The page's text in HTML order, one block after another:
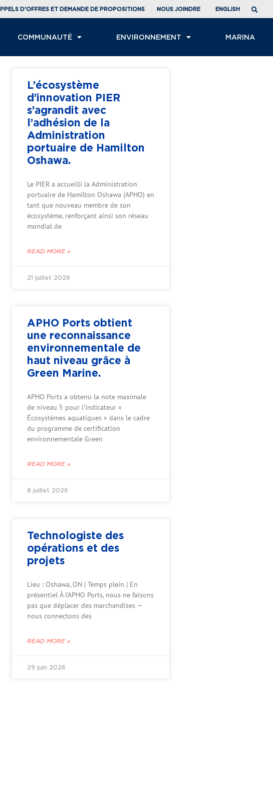
D’OFFRES ET DEMANDE DE PROPOSITIONS NOUS JOINDRE ENGLISH
COMMUNAUTÉ ENVIRONNEMENT MARINA
L’écosystème
d’innovation PIER
s’agrandit avec
l’adhésion de la
Administration
portuaire de Hamilton
Oshawa.
Le PIER a accueilli la Administration
portuaire de Hamilton Oshawa (APHO) en
tant que nouveau membre de son
écosystème, renforçant ainsi son réseau
mondial de
READ MORE »
21 juillet 2026
APHO Ports obtient
une reconnaissance
environnementale de
haut niveau grâce à
Green Marine.
APHO Ports a obtenu la note maximale
de niveau 5 pour l’indicateur «
Écosystèmes aquatiques » dans le cadre
du programme de certification
environnementale Green
READ MORE »
8 juillet 2026
Technologiste des
opérations et des
projets
Lieu : Oshawa, ON | Temps plein | En
présentiel À l’APHO Ports, nous ne faisons
pas que déplacer des marchandises —
nous connectons des
READ MORE »
29 juin 2026